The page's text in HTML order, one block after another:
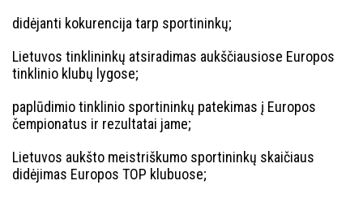
didėjanti kokurencija tarp sportininkų;
Lietuvos tinklininkų atsiradimas aukščiausiose Europos
tinklinio klubų lygose;
paplūdimio tinklinio sportininkų patekimas į Europos
čempionatus ir rezultatai jame;
Lietuvos aukšto meistriškumo sportininkų skaičiaus
didėjimas Europos TOP klubuose;